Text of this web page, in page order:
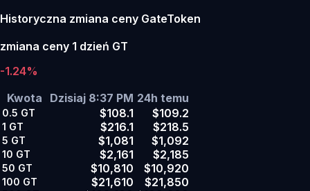
Historyczna zmiana ceny GateToken
zmiana ceny 1 dzień GT
-1.24%
Kwota
Dzisiaj 8:37 PM 24h temu
0.5 GT $108.1 $109.2
1 GT $216.1 $218.5
5 GT $1,081 $1,092
10 GT $2,161 $2,185
50 GT $10,810 $10,920
100 GT $21,610 $21,850